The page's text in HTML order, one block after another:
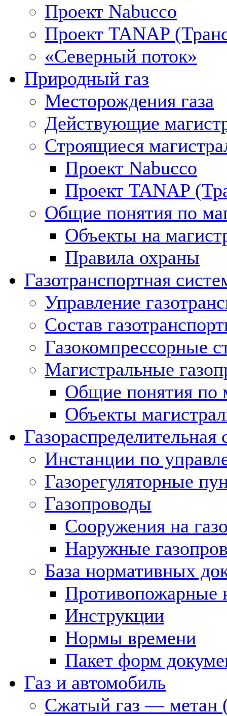
Проект Nabucco
Проект TANAP
«Северный поток»
Природный газ
Месторождения газа
Действующие
Строящиеся
Проект Nabucco
Проект TANAP
Общие понятия по
Объекты на
Правила охраны
Газотранспортная
Управление
Состав
Газокомпрессорные
Магистральные
Общие понятия по
Объекты
Газораспределительная
Инстанции по
Газорегуляторные
Газопроводы
Сооружения на
Наружные
База нормативных
Противопожарные
Инструкции
Нормы времени
Пакет форм
Газ и автомобиль
Сжатый газ — метан